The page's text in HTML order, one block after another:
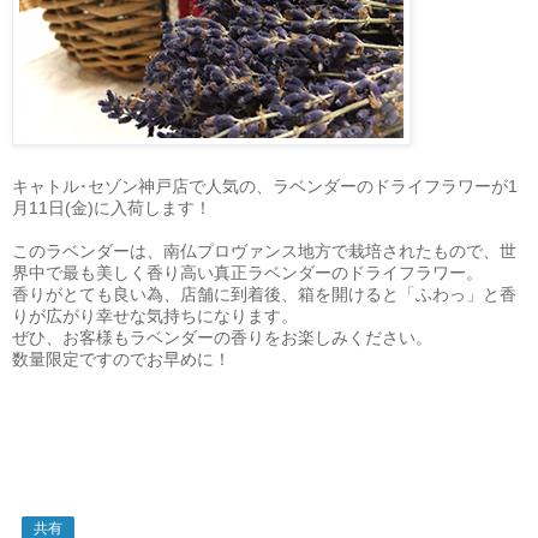
キャトル･セゾン神戸店で人気の、ラベンダーのドライフラワーが1
月11日(金)に入荷します！
このラベンダーは、南仏プロヴァンス地方で栽培されたもので、世
界中で最も美しく香り高い真正ラベンダーのドライフラワー。
香りがとても良い為、店舗に到着後、箱を開けると「ふわっ」と香
りが広がり幸せな気持ちになります。
ぜひ、お客様もラベンダーの香りをお楽しみください。
数量限定ですのでお早めに！
共有